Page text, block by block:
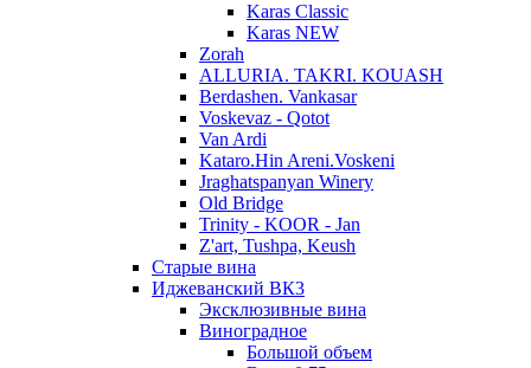
Karas Classic
Karas NEW
Zorah
ALLURIA. TAKRI. KOUASH
Berdashen. Vankasar
Voskevaz - Qotot
Van Ardi
Kataro.Hin Areni.Voskeni
Jraghatspanyan Winery
Old Bridge
Trinity - KOOR - Jan
Z'art, Tushpa, Keush
Старые вина
Иджеванский ВК3
Эксклюзивные вина
Виноградное
Большой объем